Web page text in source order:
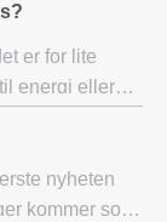
er for lite
energi eller
nyheten
kommer som